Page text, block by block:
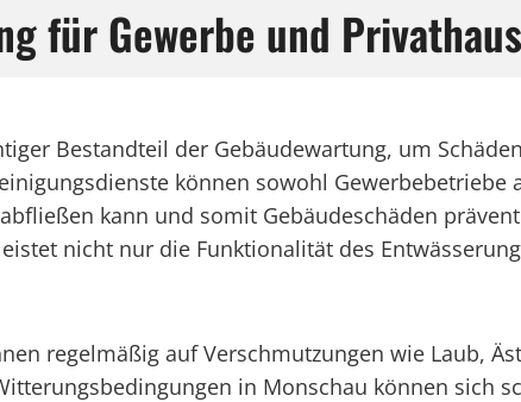
für Gewerbe und
Bestandteil der Gebäudewartung, um
können sowohl Gewerbebetriebe
kann und somit Gebäudeschäden
nicht nur die Funktionalität des
regelmäßig auf Verschmutzungen wie Laub,
in Monschau können sich